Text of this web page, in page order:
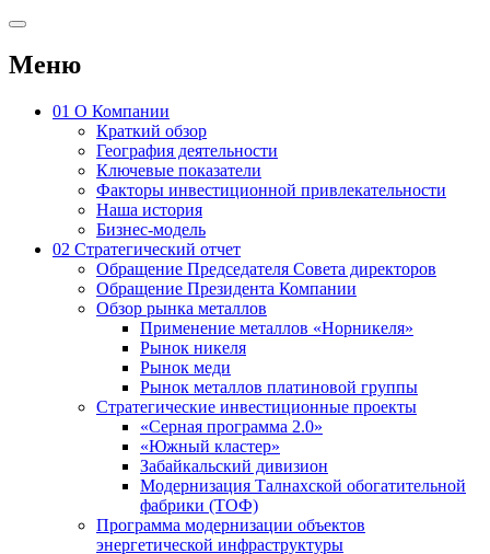
Меню
01 О Компании
Краткий обзор
География деятельности
Ключевые показатели
Факторы инвестиционной привлекательности
Наша история
Бизнес-модель
02 Стратегический отчет
Обращение Председателя Совета директоров
Обращение Президента Компании
Обзор рынка металлов
Применение металлов «Норникеля»
Рынок никеля
Рынок меди
Рынок металлов платиновой группы
Стратегические инвестиционные проекты
«Серная программа 2.0»
«Южный кластер»
Забайкальский дивизион
Модернизация Талнахской обогатительной
фабрики (ТОФ)
Программа модернизации объектов
энергетической инфраструктуры